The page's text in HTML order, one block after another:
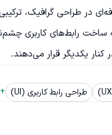
طراحی رابط کاربری (UI) +